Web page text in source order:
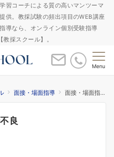
習コーチによる質の高いマンツーマ
供。教採試験の頻出項目のWEB講座
導なら、オンライン個別受験指導
採スクール】。
Menu
面接・場面指導 面接・場面指導＠性行不良
良